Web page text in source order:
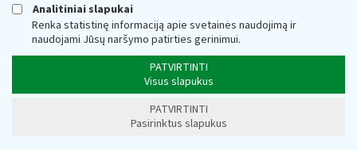
Analitiniai slapukai
Renka statistinę informaciją apie svetainės naudojimą ir
naudojami Jūsų naršymo patirties gerinimui.
PATVIRTINTI
Visus slapukus
PATVIRTINTI
Pasirinktus slapukus